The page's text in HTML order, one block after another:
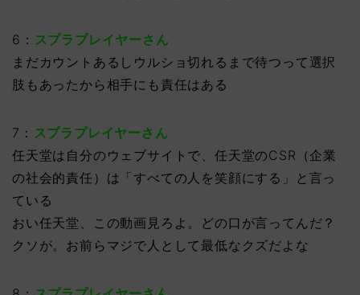
6： スプラプレイヤーさん
まだカウントあるしウルショ切れるまで待つって選択
肢もあったから相手にも責任はある
7： スプラプレイヤーさん
任天堂は自分のウェブサイトで、任天堂のCSR（企業
の社会的責任）は「すべての人を笑顔にする」と言っ
ている
おい任天堂、この動画見ろよ。どの口が言ってんだ？
クソが。お前らマジで人として最低なクズだよな